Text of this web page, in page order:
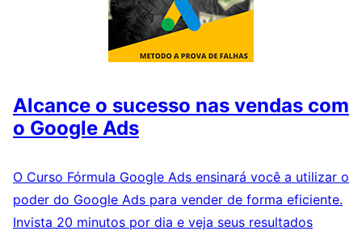
Alcance o sucesso nas vendas com
o Google Ads
O Curso Fórmula Google Ads ensinará você a utilizar o
poder do Google Ads para vender de forma eficiente.
Invista 20 minutos por dia e veja seus resultados